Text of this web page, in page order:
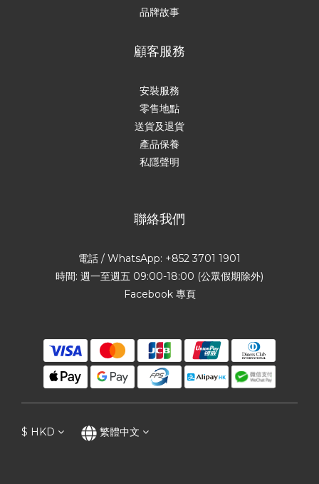
品牌故事
顧客服務
安裝服務
零售地點
送貨及退貨
產品保養
私隱聲明
聯絡我們
電話 / WhatsApp: +852 3701 1901
時間: 週一至週五 09:00-18:00 (公眾假期除外)
Facebook 專頁
$ HKD 繁體中文